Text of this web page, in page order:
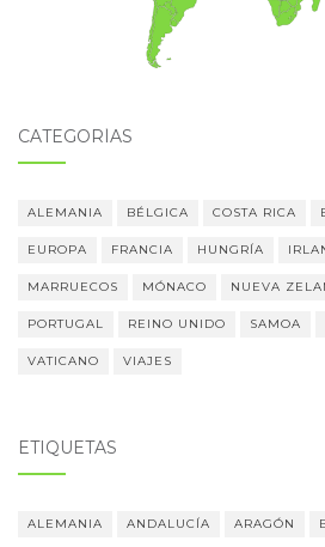
CATEGORÍAS
ALEMANIA BÉLGICA COSTA RICA
EUROPA FRANCIA HUNGRÍA
MARRUECOS MÓNACO NUEVA
PORTUGAL REINO UNIDO SAMOA
VATICANO VIAJES
ETIQUETAS
ALEMANIA ANDALUCÍA ARAGÓN